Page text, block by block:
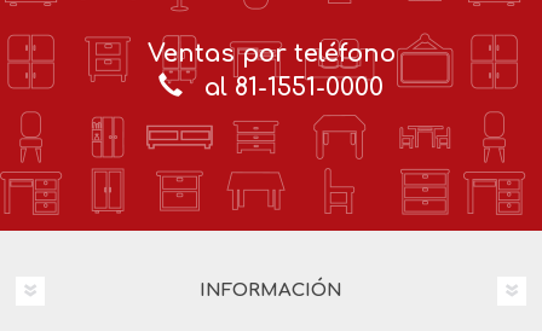
Ventas por teléfono
al 81-1551-0000
INFORMACIÓN